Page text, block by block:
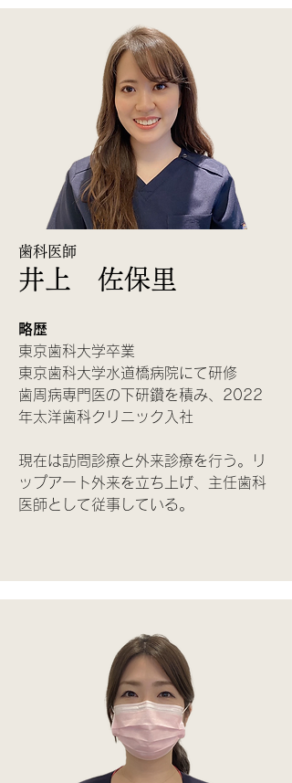
歯科医師
井上 佐保里
略歴
東京歯科大学卒業
東京歯科大学水道橋病院にて研修
歯周病専門医の下研鑽を積み、2022
年太洋歯科クリニック入社
現在は訪問診療と外来診療を行う。リ
ップアート外来を立ち上げ、主任歯科
医師として従事している。